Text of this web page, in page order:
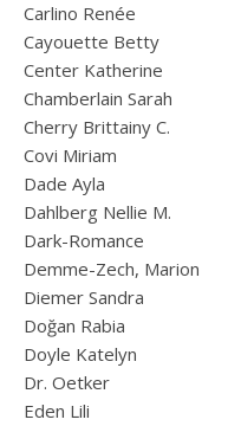
Carlino Renée
Cayouette Betty
Center Katherine
Chamberlain Sarah
Cherry Brittainy C.
Covi Miriam
Dade Ayla
Dahlberg Nellie M.
Dark-Romance
Demme-Zech, Marion
Diemer Sandra
Doğan Rabia
Doyle Katelyn
Dr. Oetker
Eden Lili